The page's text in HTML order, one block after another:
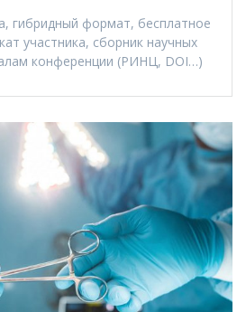
гибридный формат, бесплатное
участника, сборник научных
конференции (РИНЦ, DOI…)